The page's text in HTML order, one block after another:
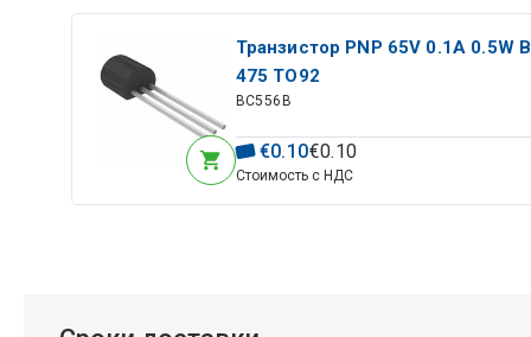
Транзистор PNP 65V 0.1A 0.5W
475 TO92
BC556B
€0.10€0.10
Стоимость с НДС